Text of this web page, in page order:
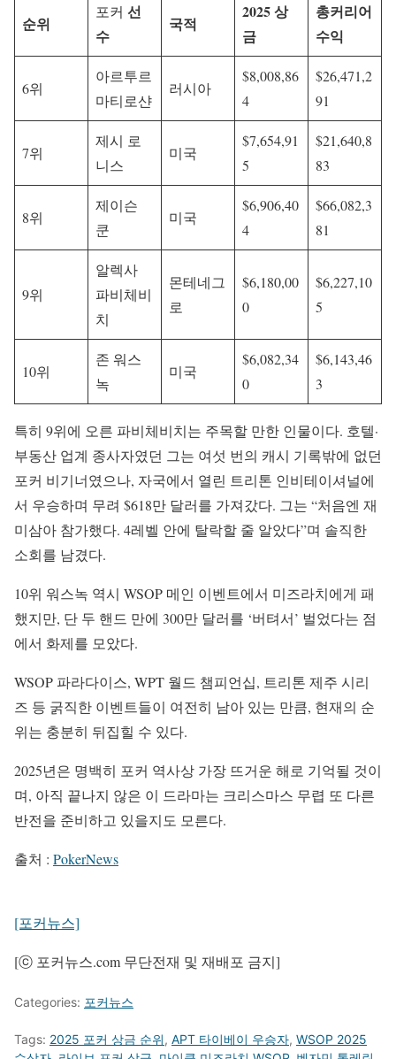
순위
포커 선
수
국적
2025상
금
총커리어
수익
6위
아르투르
마티로샨
러시아
$8,008,86
4
$26,471,2
91
7위
제시 로
니스
미국
$7,654,91
5
$21,640,8
83
8위
제이슨
쿤
미국
$6,906,40
4
$66,082,3
81
9위
알렉사
파비체비
치
몬테네그
로
$6,180,00
0
$6,227,10
5
10위
존 워스
녹
미국
$6,082,34
0
$6,143,46
3
특히 9위에 오른 파비체비치는 주목할 만한 인물이다. 호텔·
부동산 업계 종사자였던 그는 여섯 번의 캐시 기록밖에 없던
포커 비기너였으나, 자국에서 열린 트리톤 인비테이셔널에
서 우승하며 무려 $618만 달러를 가져갔다. 그는 “처음엔 재
미삼아 참가했다. 4레벨 안에 탈락할 줄 알았다”며 솔직한
소회를 남겼다.
10위 워스녹 역시 WSOP 메인 이벤트에서 미즈라치에게 패
했지만, 단 두 핸드 만에 300만 달러를 ‘버텨서’ 벌었다는 점
에서 화제를 모았다.
WSOP 파라다이스, WPT 월드 챔피언십, 트리톤 제주 시리
즈 등 굵직한 이벤트들이 여전히 남아 있는 만큼, 현재의 순
위는 충분히 뒤집힐 수 있다.
2025년은 명백히 포커 역사상 가장 뜨거운 해로 기억될 것이
며, 아직 끝나지 않은 이 드라마는 크리스마스 무렵 또 다른
반전을 준비하고 있을지도 모른다.
출처 : PokerNews
[포커뉴스]
[ⓒ 포커뉴스.com 무단전재 및 재배포 금지]
Categories: 포커뉴스
Tags: 2025 포커 상금 순위, APT 타이베이 우승자, WSOP 2025